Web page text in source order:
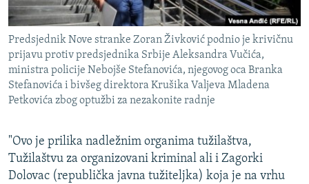
GENOCID U SREBRENICI
POPLAVE I KLIZIŠTA U BIH 2024.
TV LIBERTY
POST SCRIPTUM
TRI DECENIJE OD RATA U BIH
SVE KARTE DEJTONA
PRATITE NAS
Sve RFE/RL stranice
Predsjednik Nove stranke Zoran Živković podnio je krivičnu
prijavu protiv predsjednika Srbije Aleksandra Vučića,
ministra policije Nebojše Stefanovića, njegovog oca Branka
Stefanovića i bivšeg direktora Krušika Valjeva Mladena
Petkovića zbog optužbi za nezakonite radnje
"Ovo je prilika nadležnim organima tužilaštva,
Tužilaštvu za organizovani kriminal ali i Zagorki
Dolovac (republička javna tužiteljka) koja je na vrhu